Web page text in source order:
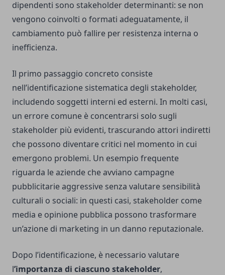
dipendenti sono stakeholder determinanti: se non
vengono coinvolti o formati adeguatamente, il
cambiamento può fallire per resistenza interna o
inefficienza.
Il primo passaggio concreto consiste
nell’identificazione sistematica degli stakeholder,
includendo soggetti interni ed esterni. In molti casi,
un errore comune è concentrarsi solo sugli
stakeholder più evidenti, trascurando attori indiretti
che possono diventare critici nel momento in cui
emergono problemi. Un esempio frequente
riguarda le aziende che avviano campagne
pubblicitarie aggressive senza valutare sensibilità
culturali o sociali: in questi casi, stakeholder come
media e opinione pubblica possono trasformare
un’azione di marketing in un danno reputazionale.
Dopo l’identificazione, è necessario valutare
l’importanza di ciascuno stakeholder,